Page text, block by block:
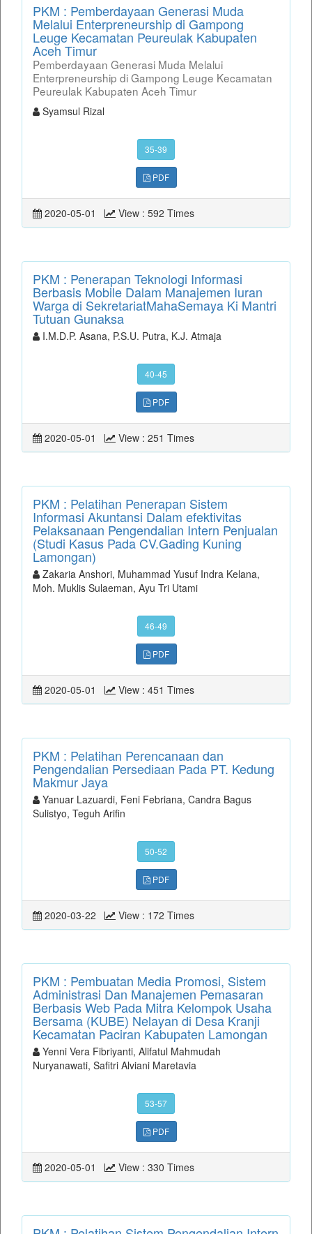
PKM : Pemberdayaan Generasi Muda
Melalui Enterpreneurship di Gampong
Leuge Kecamatan Peureulak Kabupaten
Aceh Timur
Pemberdayaan Generasi Muda Melalui
Enterpreneurship di Gampong Leuge Kecamatan
Peureulak Kabupaten Aceh Timur
Syamsul Rizal
35-39
PDF
2020-05-01 View : 592 Times
PKM : Penerapan Teknologi Informasi
Berbasis Mobile Dalam Manajemen Iuran
Warga di SekretariatMahaSemaya Ki Mantri
Tutuan Gunaksa
I.M.D.P. Asana, P.S.U. Putra, K.J. Atmaja
40-45
PDF
2020-05-01 View : 251 Times
PKM : Pelatihan Penerapan Sistem
Informasi Akuntansi Dalam efektivitas
Pelaksanaan Pengendalian Intern Penjualan
(Studi Kasus Pada CV.Gading Kuning
Lamongan)
Zakaria Anshori, Muhammad Yusuf Indra Kelana,
Moh. Muklis Sulaeman, Ayu Tri Utami
46-49
PDF
2020-05-01 View : 451 Times
PKM : Pelatihan Perencanaan dan
Pengendalian Persediaan Pada PT. Kedung
Makmur Jaya
Yanuar Lazuardi, Feni Febriana, Candra Bagus
Sulistyo, Teguh Arifin
50-52
PDF
2020-03-22 View : 172 Times
PKM : Pembuatan Media Promosi, Sistem
Administrasi Dan Manajemen Pemasaran
Berbasis Web Pada Mitra Kelompok Usaha
Bersama (KUBE) Nelayan di Desa Kranji
Kecamatan Paciran Kabupaten Lamongan
Yenni Vera Fibriyanti, Alifatul Mahmudah
Nuryanawati, Safitri Alviani Maretavia
53-57
PDF
2020-05-01 View : 330 Times